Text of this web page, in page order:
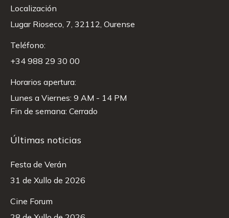
Localización
Lugar Rioseco, 7, 32112, Ourense
Teléfono:
+34 988 29 30 00
Horarios apertura:
Lunes a Viernes: 9 AM - 14 PM
Fin de semana: Cerrado
Últimas noticias
Festa de Verán
31 de Xullo de 2026
Cine Forum